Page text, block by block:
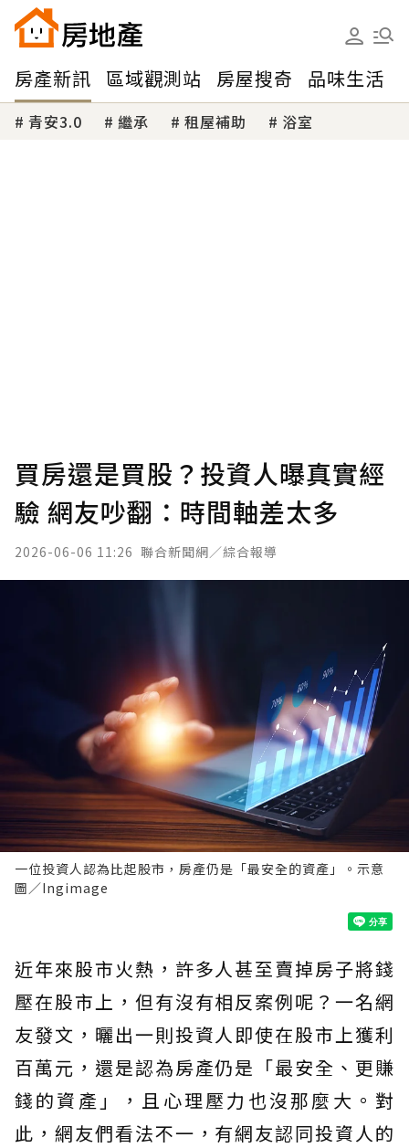
房產新訊 區域觀測站 房屋搜奇 品味生活
青安3.0 繼承 租屋補助 浴室
買房還是買股？投資人曝真實經
驗 網友吵翻：時間軸差太多
2026-06-06 11:26 聯合新聞網／綜合報導
一位投資人認為比起股市，房產仍是「最安全的資產」。示意
圖／Ingimage
近年來股市火熱，許多人甚至賣掉房子將錢
壓在股市上，但有沒有相反案例呢？一名網
友發文，曬出一則投資人即使在股市上獲利
百萬元，還是認為房產仍是「最安全、更賺
錢的資產」，且心理壓力也沒那麼大。對
此，網友們看法不一，有網友認同投資人的